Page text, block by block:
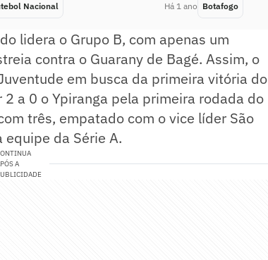
Nacional Há 1 ano Botafogo
lidera o Grupo B, com apenas um
contra o Guarany de Bagé. Assim, o
em busca da primeira vitória do
a 0 o Ypiranga pela primeira rodada do
três, empatado com o vice líder São
da Série A.
A